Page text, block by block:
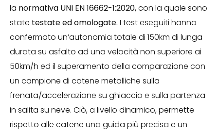
la normativa UNI EN 16662-1:2020,con la quale sono
state testate ed omologate. I test eseguiti hanno
confermato un’autonomia totale di 150km di lunga
durata su asfalto ad una velocità non superiore ai
50km/h ed il superamento della comparazione con
un campione di catene metalliche sulla
frenata/accelerazione su ghiaccio e sulla partenza
in salita su neve. Ciò, a livello dinamico, permette
rispetto alle catene una guida più precisa e un